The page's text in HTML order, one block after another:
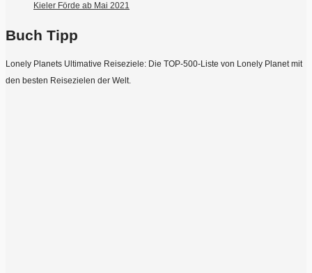
Kieler Förde ab Mai 2021
Buch Tipp
Lonely Planets Ultimative Reiseziele: Die TOP-500-Liste von Lonely Planet mit
den besten Reisezielen der Welt.